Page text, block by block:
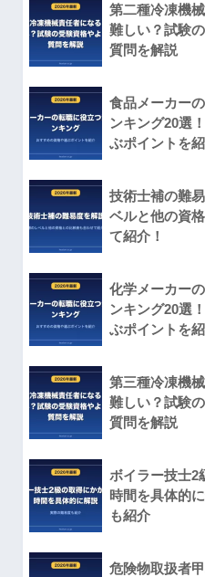
第二種冷凍機
難しい？試験
質問を解説
食品メーカー
ンキング20選
ぶポイントを
技術士補の難
ベルと他の資
て紹介！
化学メーカー
ンキング20選
ぶポイントを
第三種冷凍機
難しい？試験
質問を解説
ボイラー技士2
時間を具体的
も紹介
危険物取扱者